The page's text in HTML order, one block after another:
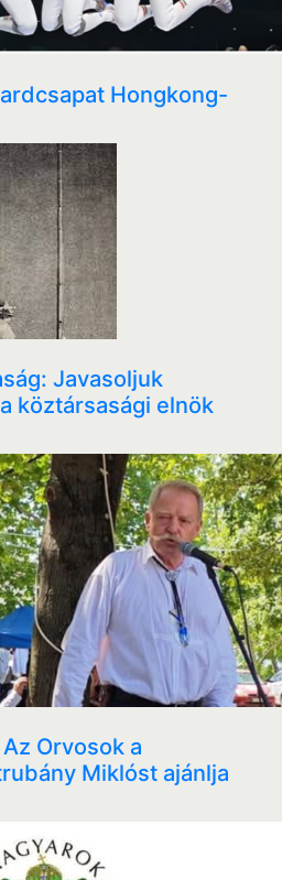
Hongkong-
Javasoljuk
köztársasági elnök
Orvosok a
Miklóst ajánlja